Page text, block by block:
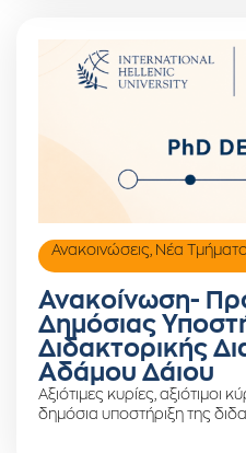
Ανακοινώσεις Νέα
Ανακοίνωση-
Δημόσιας
Διδακτορικής
Αδάμου Δάιου
Αξιότιμες κυρίες, αξιότιμοι
δημόσια υποστήριξη της